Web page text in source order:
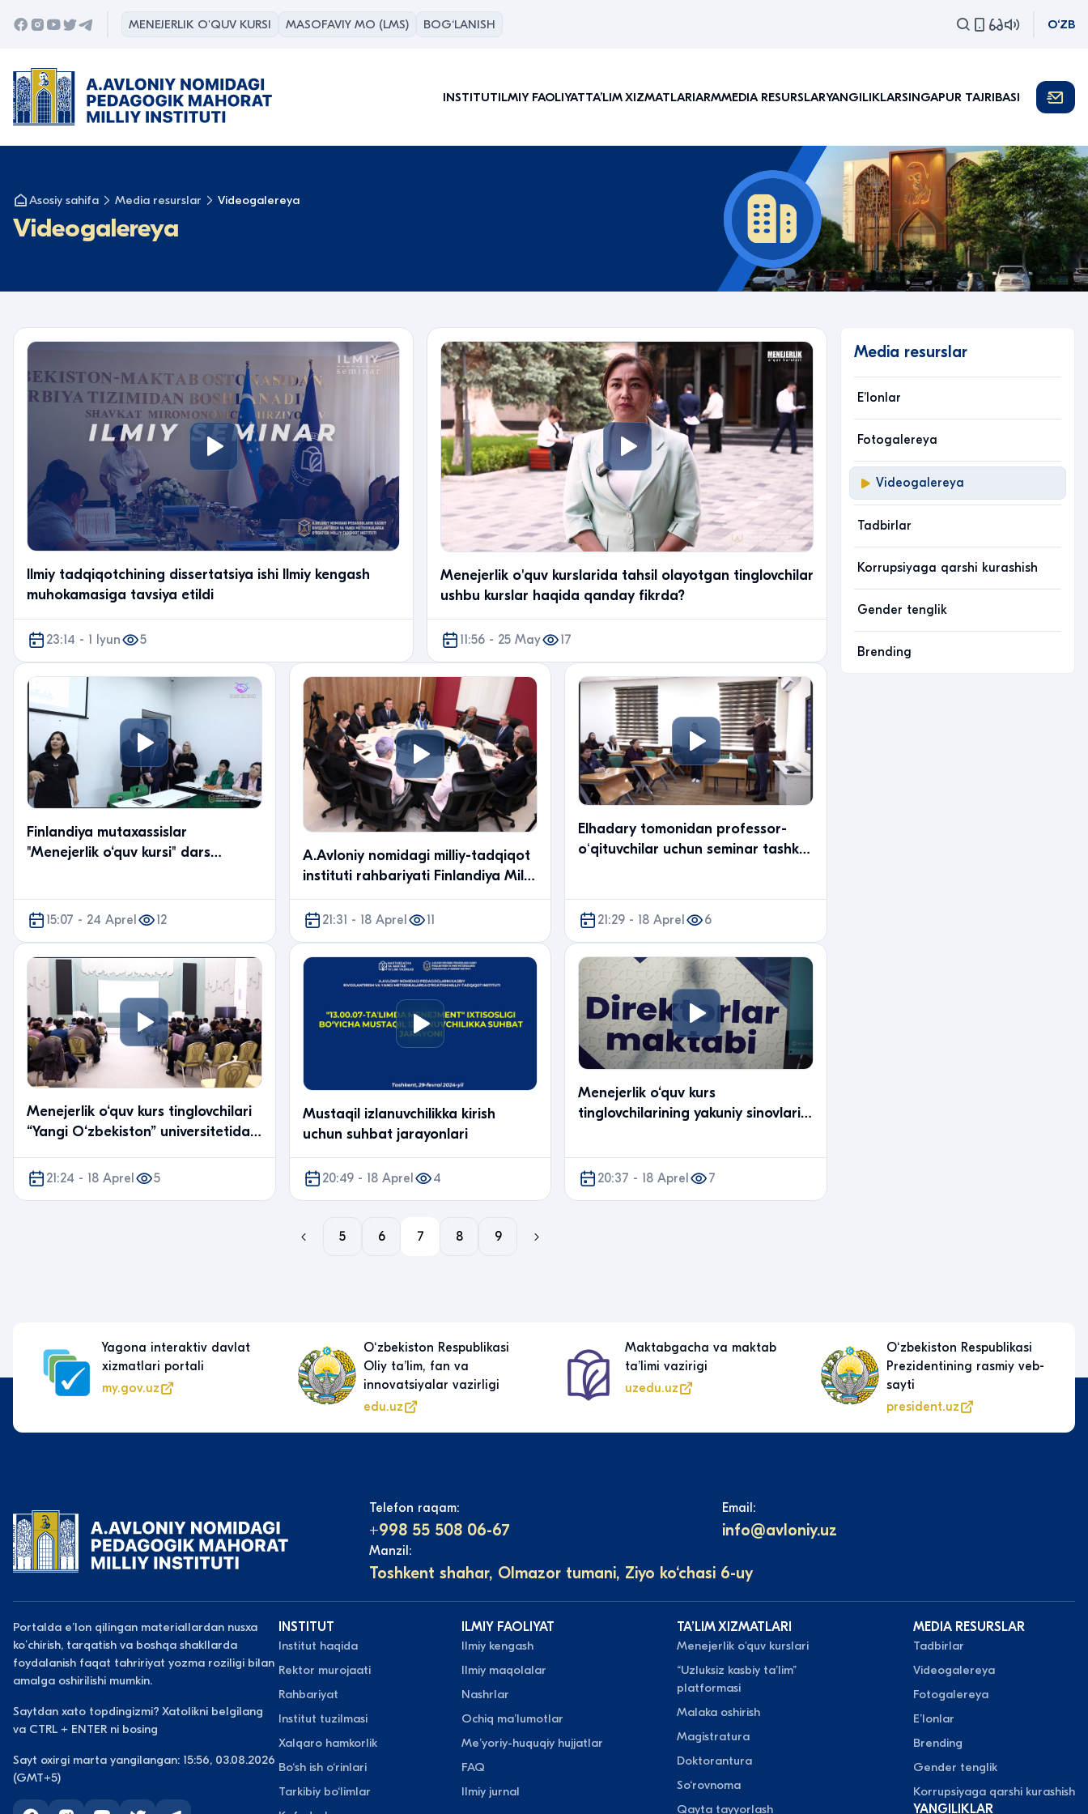
MENEJERLIK O'QUV KURSI MASOFAVIY MO (LMS) BOG‘LANISH O‘ZB
INSTITUTILMIY FAOLIYATTAʼLIM XIZMATLARIARMMEDIA RESURSLARYANGILIKLARSINGAPUR TAJRIBASI
Asosiy sahifa Media resurslar Videogalereya
Videogalereya
Ilmiy tadqiqotchining dissertatsiya ishi Ilmiy kengash
muhokamasiga tavsiya etildi
23:14 - 1 Iyun 5
Menejerlik o'quv kurslarida tahsil olayotgan tinglovchilar
ushbu kurslar haqida qanday fikrda?
11:56 - 25 May 17
Finlandiya mutaxassislar
"Menejerlik o‘quv kursi" dars
15:07 - 24 Aprel 12
A.Avloniy nomidagi milliy-tadqiqot
instituti rahbariyati Finlandiya Milliy
taʼlim agentligi vakillari bilan
uchrashuv o‘tkazdi
21:31 - 18 Aprel 11
Elhadary tomonidan professor-
oʻqituvchilar uchun seminar tashkil
21:29 - 18 Aprel 6
Menejerlik o‘quv kurs tinglovchilari
“Yangi O‘zbekiston” universitetida
21:24 - 18 Aprel 5
Mustaqil izlanuvchilikka kirish
uchun suhbat jarayonlari
20:49 - 18 Aprel 4
Menejerlik o‘quv kurs
tinglovchilarining yakuniy sinovlari
20:37 - 18 Aprel 7
5 6 7 8 9
Media resurslar
Eʼlonlar
Fotogalereya
Videogalereya
Tadbirlar
Korrupsiyaga qarshi kurashish
Gender tenglik
Brending
Yagona interaktiv davlat
xizmatlari portali
my.gov.uz
Oʻzbekiston Respublikasi
Oliy taʼlim, fan va
innovatsiyalar vazirligi
edu.uz
Maktabgacha va maktab
taʼlimi vazirigi
uzedu.uz
Oʻzbekiston Respublikasi
Prezidentining rasmiy veb-
sayti
president.uz
Telefon raqam:
+998 55 508 06-67
Email:
info@avloniy.uz
Manzil:
Toshkent shahar, Olmazor tumani, Ziyo ko‘chasi 6-uy
Portalda eʼlon qilingan materiallardan nusxa
koʻchirish, tarqatish va boshqa shakllarda
foydalanish faqat tahririyat yozma roziligi bilan
amalga oshirilishi mumkin.
Saytdan xato topdingizmi? Xatolikni belgilang
va CTRL + ENTER ni bosing
Sayt oxirgi marta yangilangan: 15:56, 03.08.2026
(GMT+5)
INSTITUT
Institut haqida
Rektor murojaati
Rahbariyat
Institut tuzilmasi
Xalqaro hamkorlik
Bo‘sh ish o‘rinlari
Tarkibiy bo‘limlar
ILMIY FAOLIYAT
Ilmiy kengash
Ilmiy maqolalar
Nashrlar
Ochiq maʼlumotlar
Meʼyoriy-huquqiy hujjatlar
FAQ
Ilmiy jurnal
TAʼLIM XIZMATLARI
Menejerlik o'quv kurslari
“Uzluksiz kasbiy taʼlim”
platformasi
Malaka oshirish
Magistratura
Doktorantura
So‘rovnoma
Qayta tayyorlash
MEDIA RESURSLAR
Tadbirlar
Videogalereya
Fotogalereya
Eʼlonlar
Brending
Gender tenglik
Korrupsiyaga qarshi kurashish
YANGILIKLAR